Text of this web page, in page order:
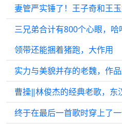
妻管严实锤了！王子奇和王
三兄弟合计有800个心眼，哈
领带还能捆着猪跑，大作用
曹操‖林俊杰的经典老歌，东